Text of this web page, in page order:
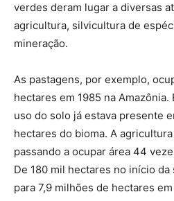
verdes deram lugar a diversas
agricultura, silvicultura de
mineração.
As pastagens, por exemplo,
hectares em 1985 na
uso do solo já estava presente
hectares do bioma. A
passando a ocupar área 44
De 180 mil hectares no início
para 7,9 milhões de hectares